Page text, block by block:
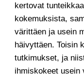
kertovat
kokemuksista,
värittäen ja usein
häivyttäen. Toisin
tutkimukset, ja
ihmiskokeet usein